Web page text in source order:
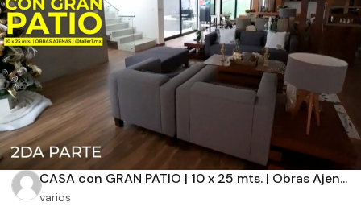
CASA con GRAN PATIO | 10 x 25 mts. | Obras Ajen...
varios
Dimensiones
m2 de construcción
m2 de terreno